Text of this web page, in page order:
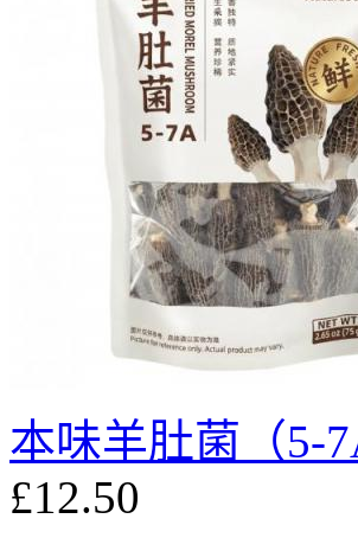
本味羊肚菌（5-
£12.50